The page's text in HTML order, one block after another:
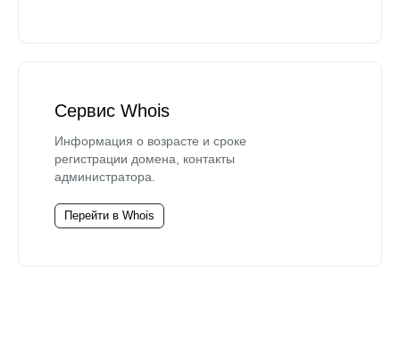
Сервис Whois
Информация о возрасте и сроке
регистрации домена, контакты
администратора.
Перейти в Whois